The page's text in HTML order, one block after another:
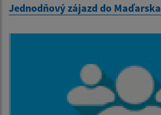
Jednodňový zájazd do Maďarska